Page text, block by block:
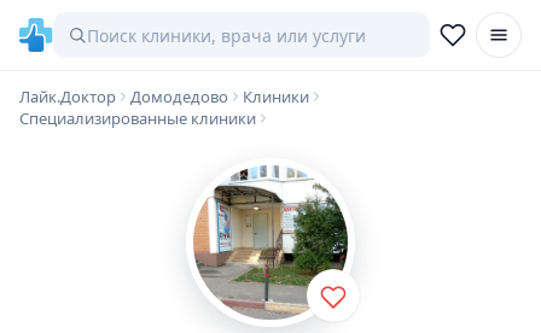
Лайк.Доктор Домодедово
Клиники
Специализированные клиники